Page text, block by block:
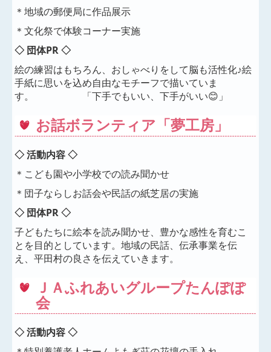
＊地域の郵便局に作品展示
＊文化祭で体験コーナー実施
◇ 団体PR ◇
絵の練習はもちろん、おしゃべりをして脳も活性化♪絵
手紙に思いを込め自由なモチーフで描いていま
す。 「下手でもいい、下手がいい😊」
お話ボランティア「夢工房」
◇ 活動内容 ◇
＊こども園や小学校での読み聞かせ
＊団子ならしお話会や民話の紙芝居の実施
◇ 団体PR ◇
子どもたちに絵本を読み聞かせ、豊かな感性を育むこ
とを目的としています。地域の民話、伝承事業を伝
え、平田村の良さを伝えていきます。
ＪＡふれあいグループたんぽぽ
会
◇ 活動内容 ◇